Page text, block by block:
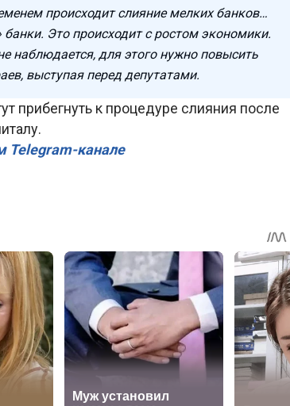
происходит слияние мелких банков…
Это происходит с ростом экономики.
наблюдается, для этого нужно повысить
выступая перед депутатами.
прибегнуть к процедуре слияния после
Telegram-канале